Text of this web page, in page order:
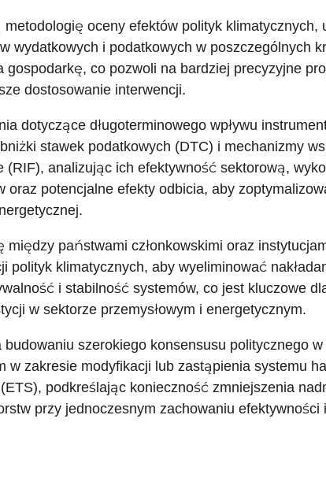
oceny efektów polityk klimatycznych,
wydatkowych i podatkowych w poszczególnych
gospodarkę, co pozwoli na bardziej precyzyjne
dostosowanie interwencji.
dotyczące długoterminowego wpływu
stawek podatkowych (DTC) i mechanizmy
(RIF), analizując ich efektywność sektorową,
oraz potencjalne efekty odbicia, aby
między państwami członkowskimi oraz
polityk klimatycznych, aby wyeliminować
i stabilność systemów, co jest kluczowe
w sektorze przemysłowym i energetycznym.
szerokiego konsensusu politycznego
w zakresie modyfikacji lub zastąpienia systemu
podkreślając konieczność zmniejszenia
przy jednoczesnym zachowaniu efektywności